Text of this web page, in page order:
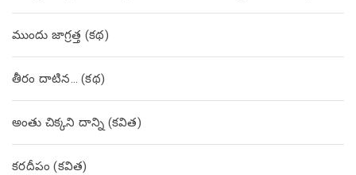
ముందు జాగ్రత్త (క‌థ‌)
తీరం దాటిన… (క‌థ‌)
అంతు చిక్కని దాన్ని (కవిత)
కరదీపం (కవిత)